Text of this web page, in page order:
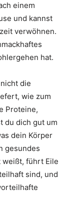
einem
und kannst
verwöhnen.
hat.
die
wie zum
Proteine,
du dich gut um
dein Körper
gesundes
weißt, führt Eile
sind, und